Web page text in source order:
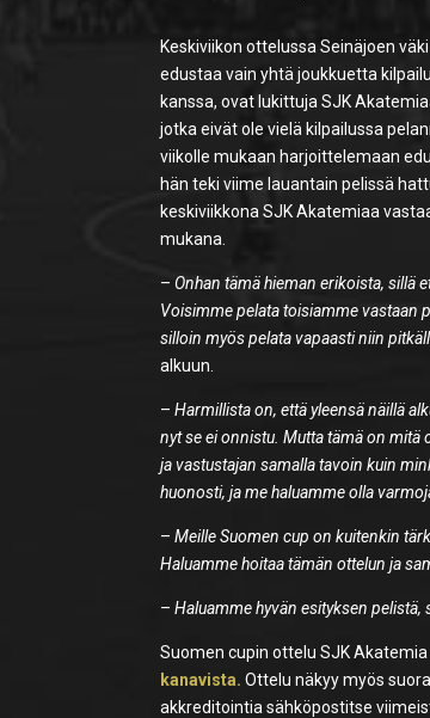
Keskiviikon ottelussa Seinäjoen
edustaa vain yhtä joukkuetta
kanssa, ovat lukittuja SJK
jotka eivät ole vielä kilpailussa
viikolle mukaan harjoittelemaan
hän teki viime lauantain pelissä
keskiviikkona SJK Akatemiaa
mukana.
–Onhan tämä hieman erikoista, sillä
Voisimme pelata toisiamme vastaan
silloin myös pelata vapaasti niin
alkuun.
–Harmillista on, että yleensä näillä
nyt se ei onnistu. Mutta tämä on
ja vastustajan samalla tavoin kuin
huonosti, ja me haluamme olla
–Meille Suomen cup on kuitenkin
Haluamme hoitaa tämän ottelun ja
–Haluamme hyvän esityksen pelistä,
Suomen cupin ottelu SJK
kanavista. Ottelu näkyy myös
akkreditointia sähköpostitse